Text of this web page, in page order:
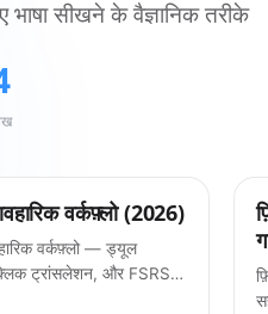
भाषा सीखने के वैज्ञानिक तरीके
वर्कफ़्लो (2026)
वर्कफ़्लो — ड्यूल
ट्रांसलेशन, और FSRS